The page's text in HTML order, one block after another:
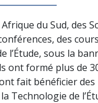
du Sud, des
des
l’Étude, sous la
ont formé plus de
fait bénéficier des
Technologie de